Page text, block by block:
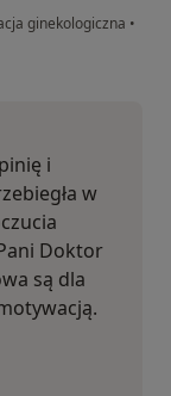
ginekologiczna •
i
w
Doktor
są dla